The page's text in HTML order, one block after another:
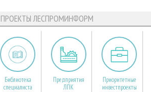
ПРОЕКТЫ ЛЕСПРОМИНФОРМ
Библиотека
специалиста
Предприятия
ЛПК
Приоритетные
инвестпроекты